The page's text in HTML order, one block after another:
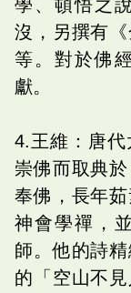
學、頓悟之
沒，另撰有《
等。對於佛
獻。
4.王維：唐代
崇佛而取典
奉佛，長年
神會學禪，
師。他的詩
的「空山不